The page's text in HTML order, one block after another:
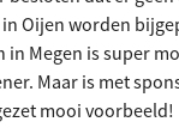
Oijen worden
Megen is super
Maar is met
mooi voorbeeld!